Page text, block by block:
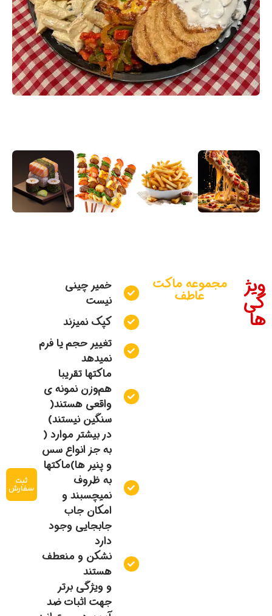
ویژ
گی
ها
مجموعه ماکت
عاطف
خمیر چینی
نیست
کپک نمیزند
تغییر حجم یا فرم
نمیدهد
ماکتها تقریبا
هم‌وزن نمونه ی
واقعی هستند(
سنگین نیستند)
در بیشتر موارد (
به جز انواع سس
و پنیر ها)ماکتها
به ظروف
نمیچسبند و
امکان جاب
جابجایی وجود
دارد
نشکن و منعطف
هستند
و ویژگی برتر
جهت اثبات ضد
ثبت
سفارش